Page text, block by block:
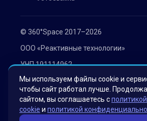
© 360°Space 2017–2026
ООО «Реактивные технологии»
УНП 191114962
г. Минск, ул. Мележа 1, офис 402
Политика конфиденциальности
Согласие на обработку
Мы используем файлы cookie и
чтобы сайт работал лучше.
сайтом, вы соглашаетесь с
cookie и политикой